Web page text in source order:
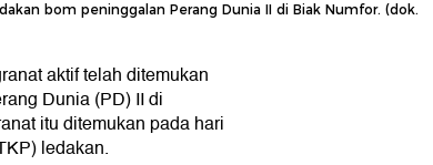
bom peninggalan Perang Dunia II di Biak Numfor. (dok.
aktif telah ditemukan
Dunia (PD) II di
itu ditemukan pada hari
ledakan.